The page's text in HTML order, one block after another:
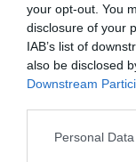
your opt-out. You
disclosure of your
IAB’s list of
also be disclosed
Downstream
Personal
ΜΟΥΣΙΚΗ / ΜΟΥΣΙΚΑ
χάσουμε τον